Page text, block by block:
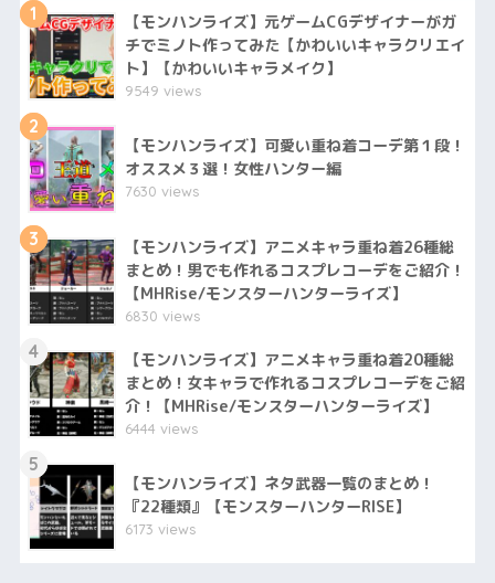
1
【モンハンライズ】元ゲームCGデザイナーがガ
チでミノト作ってみた【かわいいキャラクリエイ
ト】【かわいいキャラメイク】
9549 views
2
【モンハンライズ】可愛い重ね着コーデ第１段！
オススメ３選！女性ハンター編
7630 views
3
【モンハンライズ】アニメキャラ重ね着26種総
まとめ！男でも作れるコスプレコーデをご紹介！
【MHRise/モンスターハンターライズ】
6830 views
4
【モンハンライズ】アニメキャラ重ね着20種総
まとめ！女キャラで作れるコスプレコーデをご紹
介！【MHRise/モンスターハンターライズ】
6444 views
5
【モンハンライズ】ネタ武器一覧のまとめ！
『22種類』【モンスターハンターRISE】
6173 views